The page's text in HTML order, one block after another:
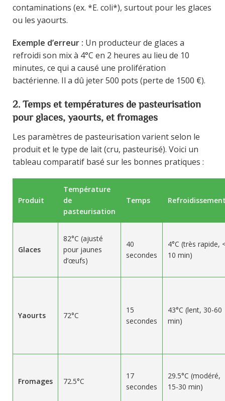
contaminations (ex. *E. coli*), surtout pour les glaces
ou les yaourts.
Exemple d’erreur : Un producteur de glaces a
refroidi son mix à 4°C en 2 heures au lieu de 10
minutes, ce qui a causé une prolifération
bactérienne. Il a dû jeter 500 pots (perte de 1500 €).
2. Temps et températures de pasteurisation
pour glaces, yaourts, et fromages
Les paramètres de pasteurisation varient selon le
produit et le type de lait (cru, pasteurisé). Voici un
tableau comparatif basé sur les bonnes pratiques :
Produit
Température
de
pasteurisation
Temps
Glaces
82°C (ajusté
pour jaunes
d’œufs)
40
secondes
4°C (très rapide,
10 min)
Yaourts 72°C
15
secondes
43°C (lent, 30-60
min)
Fromages 72.5°C
17
secondes
29.5°C (modéré,
15-30 min)